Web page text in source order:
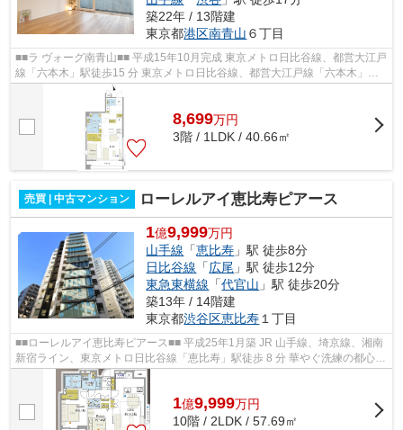
築22年 / 13階建
東京都港区南青山 ６丁目
■■ラ ヴォーグ南青山■■ 平成15年10月完成 東京メトロ日比谷線、都営大江戸
線「六本木」駅徒歩15 分 東京メトロ日比谷線、都営大江戸線「六本木」駅
徒歩15 分 JR 山手線、埼京線、湘...
8,699万円
3階 / 1LDK / 40.66㎡
売買 | 中古マンション ローレルアイ恵比寿ピアース
1億9,999万円
山手線 「恵比寿 」駅 徒歩8分
日比谷線 「広尾 」駅 徒歩12分
東急東横線 「代官山 」駅 徒歩20分
築13年 / 14階建
東京都渋谷区恵比寿１丁目
■■ローレルアイ恵比寿ピアース■■ 平成25年1月築 JR 山手線、埼京線、湘南
新宿ライン、東京メトロ日比谷線「恵比寿」駅徒歩 8 分 華やぐ洗練の都心
『恵比寿』 『渋谷』『代官山』『...
1億9,999万円
10階 / 2LDK / 57.69㎡